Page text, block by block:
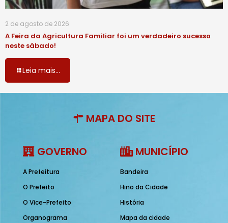
2 de agosto de 2026
A Feira da Agricultura Familiar foi um verdadeiro sucesso
neste sábado!
Leia mais...
MAPA DO SITE
GOVERNO
A Prefeitura
O Prefeito
O Vice-Prefeito
Organograma
MUNICÍPIO
Bandeira
Hino da Cidade
História
Mapa da cidade